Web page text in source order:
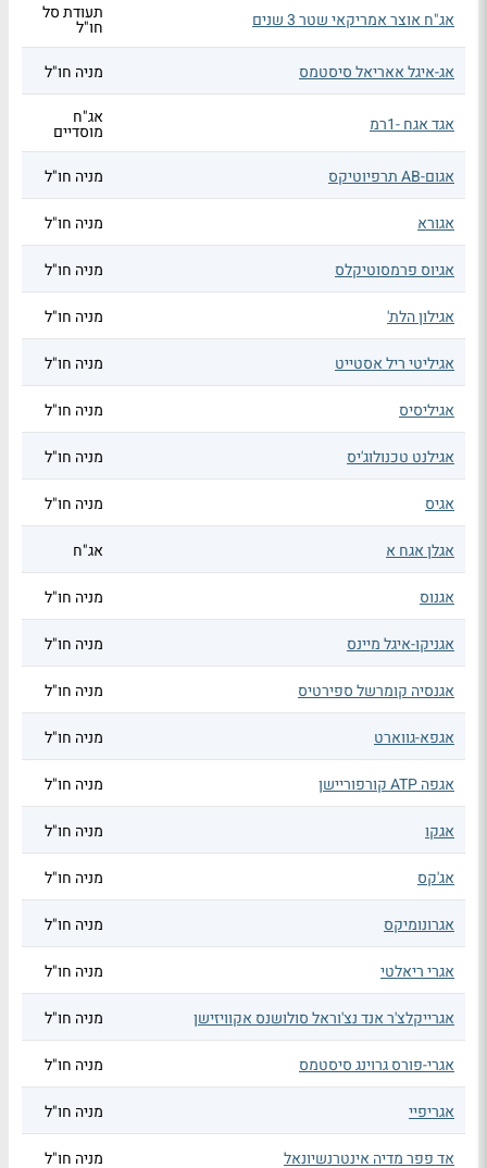
אג"ח אוצר אמריקאי שטר 3 שנים תעודת סל
חו"ל
אג-איגל אאריאל סיסטמס
מניה חו"ל
אגד אגח -1רמ אג"ח
מוסדיים
אגום-AB תרפיוטיקס
מניה חו"ל
אגורא מניה חו"ל
אגיוס פרמסוטיקלס מניה חו"ל
אגילון הלת' מניה חו"ל
אגיליטי ריל אסטייט מניה חו"ל
אגיליסיס מניה חו"ל
אגילנט טכנולוג'יס מניה חו"ל
אגיס מניה חו"ל
אגלן אגח א אג"ח
אגנוס מניה חו"ל
אגניקו-איגל מיינס מניה חו"ל
אגנסיה קומרשל ספירטיס מניה חו"ל
אגפא-גווארט מניה חו"ל
אגפה ATP קורפוריישן מניה חו"ל
אגקו מניה חו"ל
אג'קס מניה חו"ל
אגרונומיקס מניה חו"ל
אגרי ריאלטי מניה חו"ל
אגרייקלצ'ר אנד נצ'וראל סולושנס אקוויזישן מניה חו"ל
אגרי-פורס גרוינג סיסטמס מניה חו"ל
אגריפיי מניה חו"ל
אד פפר מדיה אינטרנשיונאל מניה חו"ל